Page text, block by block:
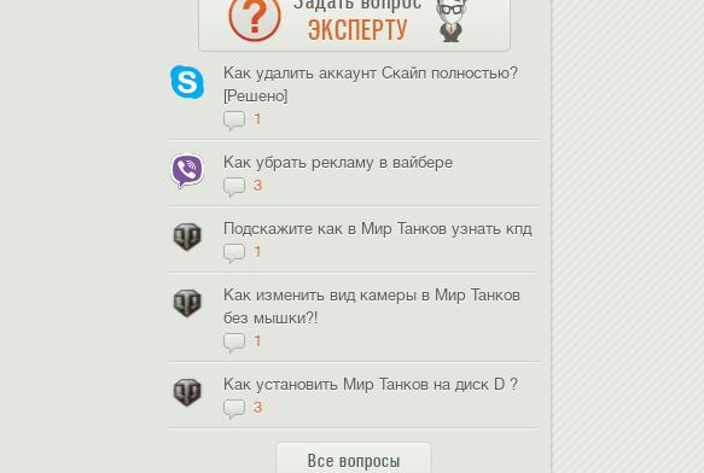
ЭКСПЕРТУ
Как удалить аккаунт Скайп полностью?
[Решено]
1
Как убрать рекламу в вайбере
3
Подскажите как в Мир Танков узнать кпд
1
Как изменить вид камеры в Мир Танков
без мышки?!
1
Как установить Мир Танков на диск D ?
3
Все вопросы